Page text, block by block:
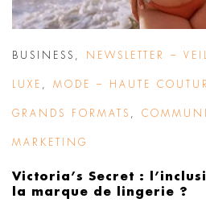
BUSINESS NEWSLETTER –
LUXE MODE – HAUTE
GRANDS FORMATS
MARKETING
Victoria’s Secret :
la marque de lingerie ?